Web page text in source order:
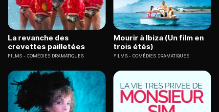
La revanche des
crevettes pailletées
FILMS COMÉDIES DRAMATIQUES
Mourir à Ibiza (Un film en
trois étés)
FILMS COMÉDIES DRAMATIQUES